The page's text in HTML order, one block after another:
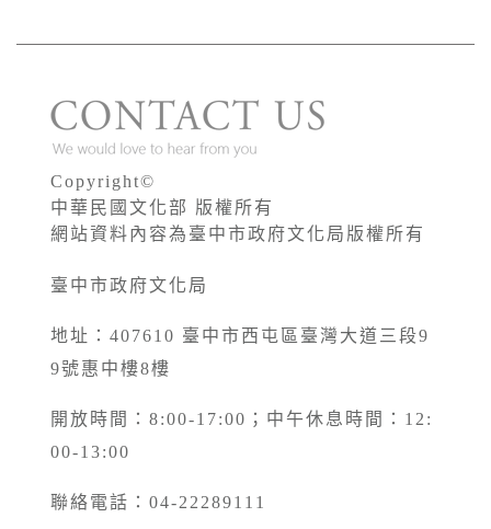
Copyright©
中華民國文化部 版權所有
網站資料內容為臺中市政府文化局版權所有
臺中市政府文化局
地址：407610 臺中市西屯區臺灣大道三段9
9號惠中樓8樓
開放時間：8:00-17:00；中午休息時間：12:
00-13:00
聯絡電話：04-22289111